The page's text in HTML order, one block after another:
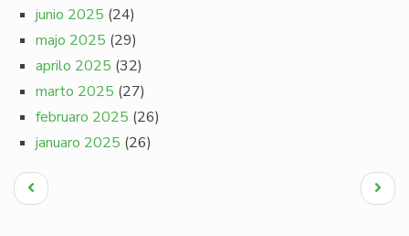
junio 2025 (24)
majo 2025 (29)
aprilo 2025 (32)
marto 2025 (27)
februaro 2025 (26)
januaro 2025 (26)
Pagination
Antaŭa
paĝo
Next
page